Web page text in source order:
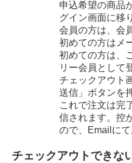
申込希望の商品
グイン画面に移
会員の方は、会
初めての方はメ
初めての方は、
リー会員として
チェックアウト
送信」ボタンを
これで注文は完
信されます。控
ので、Emailにて
チェックアウトできな